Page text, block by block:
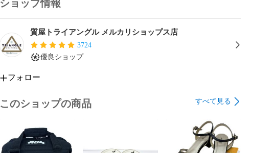
ショップ情報
質屋トライアングル メルカリショップス店
3724
優良ショップ
フォロー
このショップの商品 すべて見る